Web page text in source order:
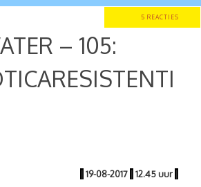
5 REACTIES
– 105:
| 19-08-2017 | 12.45 uur |